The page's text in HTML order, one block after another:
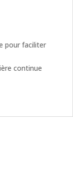
pour faciliter
continue